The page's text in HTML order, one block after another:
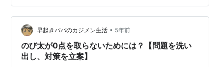
い方 私は製造業で日々、問題解決に取り組んでいます。
今回はビジネススキルを使って、ジョージが毎回のよう
にいたずらする原因を探し出し、その対策を検討してい
きます。 おさるのジョージとは？ ジョージの絵本 ジョ
ージのアニメの放送 問題の明確…
早起きパパのカジメン生活 • 5年前
のび太が0点を取らないためには？【問題を洗い
出し、対策を立案】